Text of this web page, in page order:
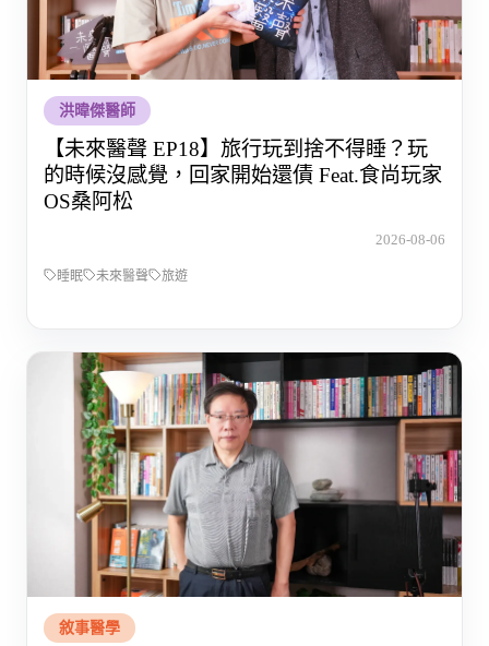
洪暐傑醫師
【未來醫聲 EP18】旅行玩到捨不得睡？玩
的時候沒感覺，回家開始還債 Feat.食尚玩家
OS桑阿松
2026-08-06
睡眠 未來醫聲 旅遊
敘事醫學